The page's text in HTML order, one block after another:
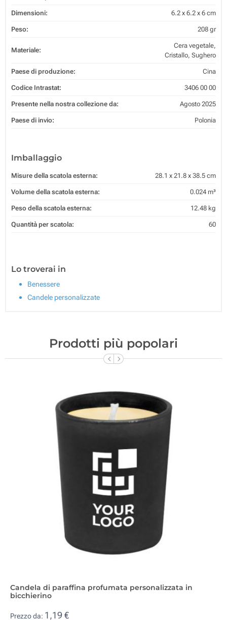
Dimensioni: 6.2 x 6.2 x 6 cm
Peso: 208 gr
Materiale:
Cera vegetale,
Cristallo, Sughero
Paese di produzione: Cina
Codice Intrastat: 3406 00 00
Presente nella nostra collezione da: Agosto 2025
Paese di invio: Polonia
Imballaggio
Misure della scatola esterna: 28.1 x 21.8 x 38.5 cm
Volume della scatola esterna: 0.024 m³
Peso della scatola esterna: 12.48 kg
Quantità per scatola: 60
Lo troverai in
Benessere
Candele personalizzate
Prodotti più popolari
Candela di paraffina profumata personalizzata in
bicchierino
Prezzo da: 1,19 €